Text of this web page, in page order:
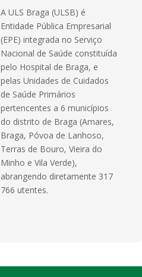
A ULS Braga (ULSB) é
Entidade Pública Empresarial
(EPE) integrada no Serviço
Nacional de Saúde constituída
pelo Hospital de Braga, e
pelas Unidades de Cuidados
de Saúde Primários
pertencentes a 6 municípios
do distrito de Braga (Amares,
Braga, Póvoa de Lanhoso,
Terras de Bouro, Vieira do
Minho e Vila Verde),
abrangendo diretamente 317
766 utentes.